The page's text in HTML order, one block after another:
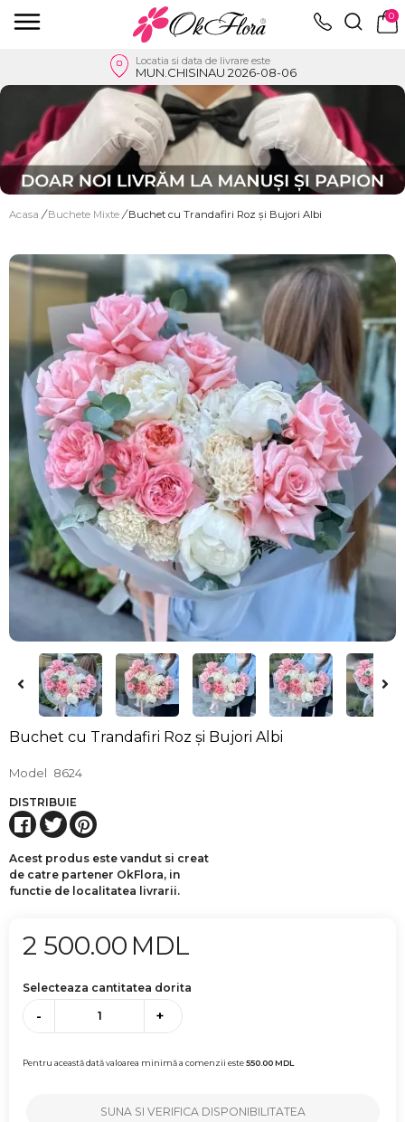
0
Locatia si data de livrare este
MUN.CHISINAU 2026-08-06
Acasa / Buchete Mixte / Buchet cu Trandafiri Roz și Bujori Albi
Buchet cu Trandafiri Roz și Bujori Albi
Model 8624
DISTRIBUIE
Acest produs este vandut si creat
de catre partener OkFlora, in
functie de localitatea livrarii.
2 500.00 MDL
Selecteaza cantitatea dorita
- +
Pentru această dată valoarea minimă a comenzii este550.00MDL
SUNA SI VERIFICA DISPONIBILITATEA